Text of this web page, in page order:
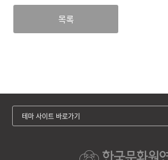
목록
테마 사이트 바로가기